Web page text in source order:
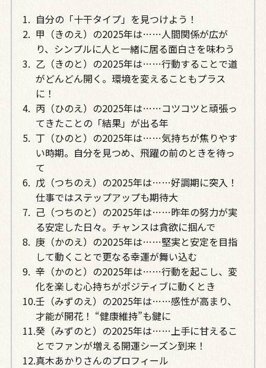
自分の「十干タイプ」を見つけよう！
甲（きのえ）の2025年は……人間関係が広が
り、シンプルに人と一緒に居る面白さを味わう
乙（きのと）の2025年は……行動することで道
がどんどん開く。環境を変えることもプラス
に！
丙（ひのえ）の2025年は……コツコツと頑張っ
てきたことの「結果」が出る年
丁（ひのと）の2025年は……気持ちが焦りやす
い時期。自分を見つめ、飛躍の前のときを待っ
て
戊（つちのえ）の2025年は……好調期に突入！
仕事ではステップアップも期待大
己（つちのと）の2025年は……昨年の努力が実
る安定した日々。チャンスは貪欲に掴んで
庚（かのえ）の2025年は……堅実と安定を目指
して動くことで更なる幸運が舞い込む
辛（かのと）の2025年は……行動を起こし、変
化を楽しむ心持ちがポジティブに動くとき
壬（みずのえ）の2025年は……感性が高まり、
才能が開花！ “健康維持”も鍵に
癸（みずのと）の2025年は……上手に甘えるこ
とでファンが増える開運シーズン到来！
真木あかりさんのプロフィール